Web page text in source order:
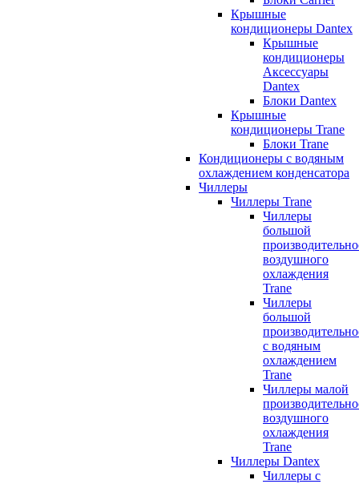
Крышные
кондиционеры Dantex
Крышные
кондиционеры
Аксессуары
Dantex
Блоки Dantex
Крышные
кондиционеры Trane
Блоки Trane
Кондиционеры с водяным
охлаждением конденсатора
Чиллеры
Чиллеры Trane
Чиллеры
большой
воздушного
охлаждения
Trane
Чиллеры
большой
с водяным
охлаждением
Trane
Чиллеры малой
воздушного
охлаждения
Trane
Чиллеры Dantex
Чиллеры с